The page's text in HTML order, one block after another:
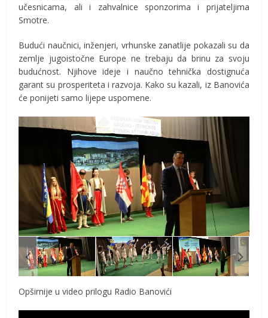
učesnicama, ali i zahvalnice sponzorima i prijateljima
Smotre.
Budući naučnici, inženjeri, vrhunske zanatlije pokazali su da
zemlje jugoistočne Europe ne trebaju da brinu za svoju
budućnost. Njihove ideje i naučno tehnička dostignuća
garant su prosperiteta i razvoja. Kako su kazali, iz Banovića
će ponijeti samo lijepe uspomene.
Opširnije u video prilogu Radio Banovići